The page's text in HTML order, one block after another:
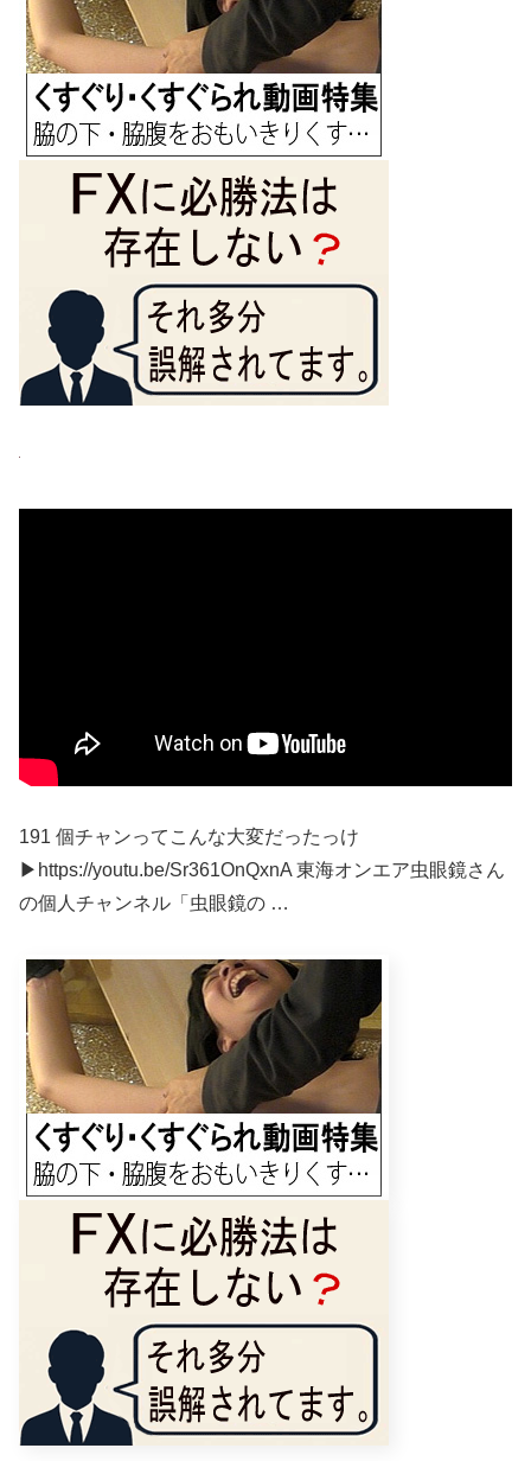
191 個チャンってこんな大変だったっけ
▶︎https://youtu.be/Sr361OnQxnA 東海オンエア虫眼鏡さん
の個人チャンネル「虫眼鏡の …